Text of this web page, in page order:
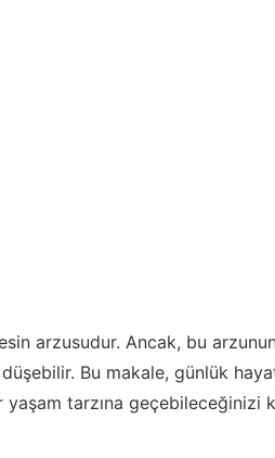
arzusudur. Ancak, bu
Bu makale, günlük
tarzına geçebileceğinizi